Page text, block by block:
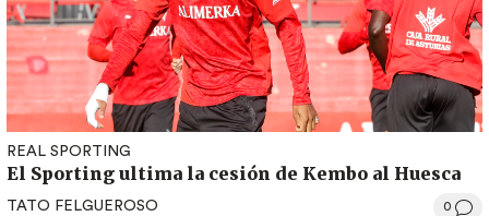
REAL SPORTING
El Sporting ultima la cesión de Kembo al Huesca
TATO FELGUEROSO 0